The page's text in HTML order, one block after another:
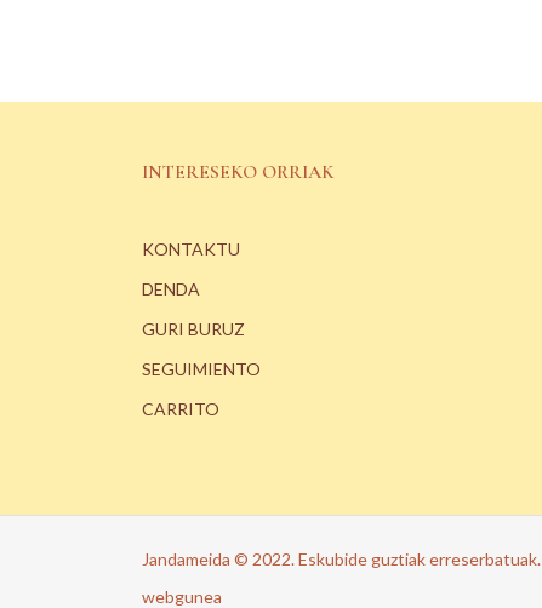
INTERESEKO ORRIAK
KONTAKTU
DENDA
GURI BURUZ
SEGUIMIENTO
CARRITO
Jandameida © 2022. Eskubide guztiak erreserbatuak.
webgunea